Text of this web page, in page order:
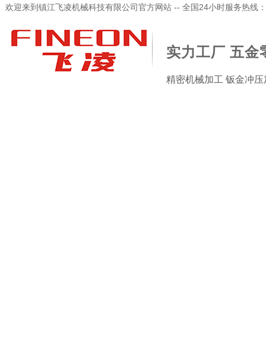
欢迎来到镇江飞凌机械科技有限公司官方网站 -- 全国24小时服务热线
实力工厂 五金
精密机械加工 钣金冲压